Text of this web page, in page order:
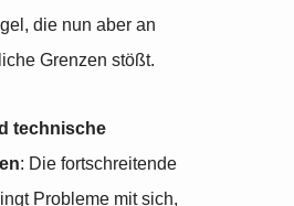
die nun aber an
Grenzen stößt.
technische
: Die fortschreitende
Probleme mit sich,